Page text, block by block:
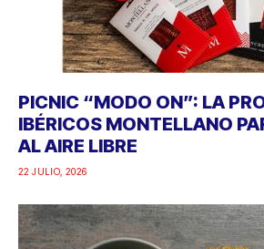
PICNIC “MODO ON”: LA
IBÉRICOS MONTELLANO
AL AIRE LIBRE
22 JULIO, 2026